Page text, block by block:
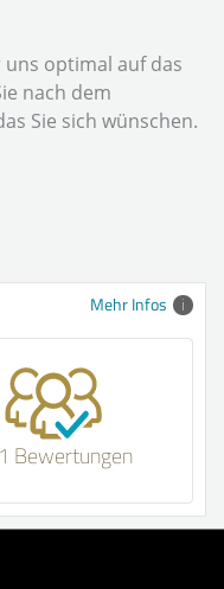
optimal auf das
nach dem
Sie sich wünschen.
Mehr Infos
Bewertungen